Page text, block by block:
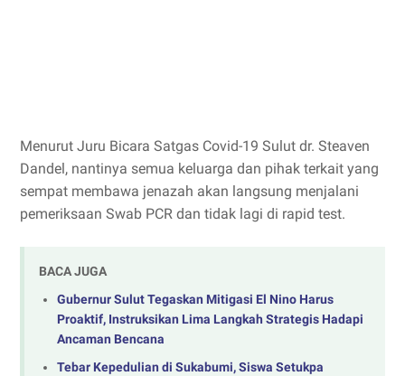
Menurut Juru Bicara Satgas Covid-19 Sulut dr. Steaven
Dandel, nantinya semua keluarga dan pihak terkait yang
sempat membawa jenazah akan langsung menjalani
pemeriksaan Swab PCR dan tidak lagi di rapid test.
BACA JUGA
Gubernur Sulut Tegaskan Mitigasi El Nino Harus
Proaktif, Instruksikan Lima Langkah Strategis Hadapi
Ancaman Bencana
Tebar Kepedulian di Sukabumi, Siswa Setukpa